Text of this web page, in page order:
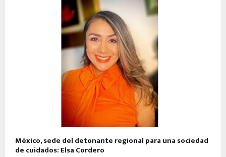
México, sede del detonante regional para una sociedad
de cuidados: Elsa Cordero